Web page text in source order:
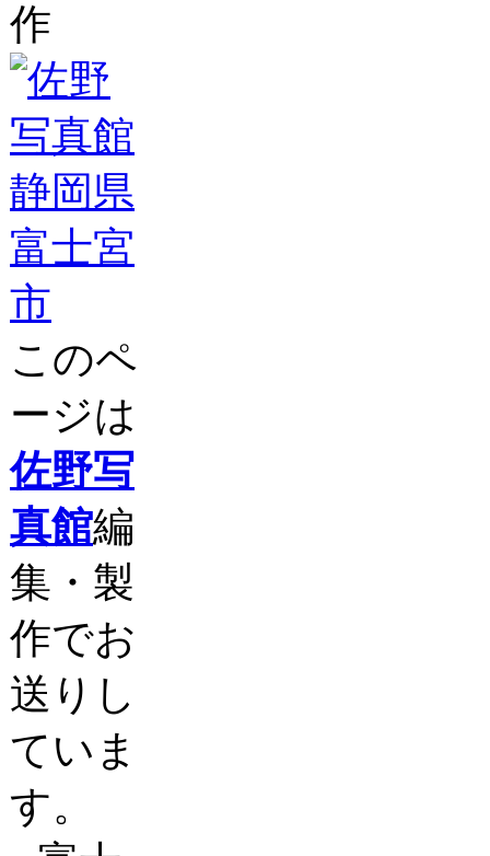
作
このペ
ージは
佐野写
真館編
集・製
作でお
送りし
ていま
す。